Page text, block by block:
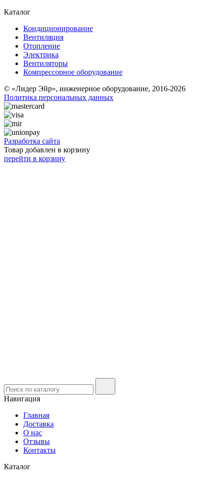
Каталог
Кондиционирование
Вентиляция
Отопление
Электрика
Вентиляторы
Компрессорное оборудование
© «Лидер Эйр», инженерное оборудование, 2016-2026
Политика персональных данных
Разработка сайта
Товар добавлен в корзину
перейти в корзину
Навигация
Главная
Доставка
О нас
Отзывы
Контакты
Каталог